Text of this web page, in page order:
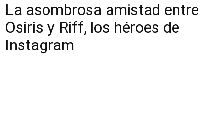
La asombrosa amistad entre
Osiris y Riff, los héroes de
Instagram